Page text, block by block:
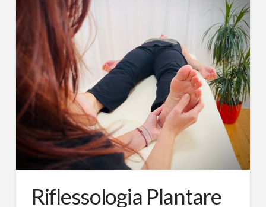
Riflessologia Plantare